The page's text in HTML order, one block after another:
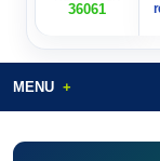
36061
MENU